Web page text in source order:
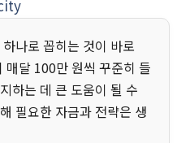
나로 꼽히는 것이 바로
매달 100만 원씩 꾸준히 들
하는 데 큰 도움이 될 수
필요한 자금과 전략은 생